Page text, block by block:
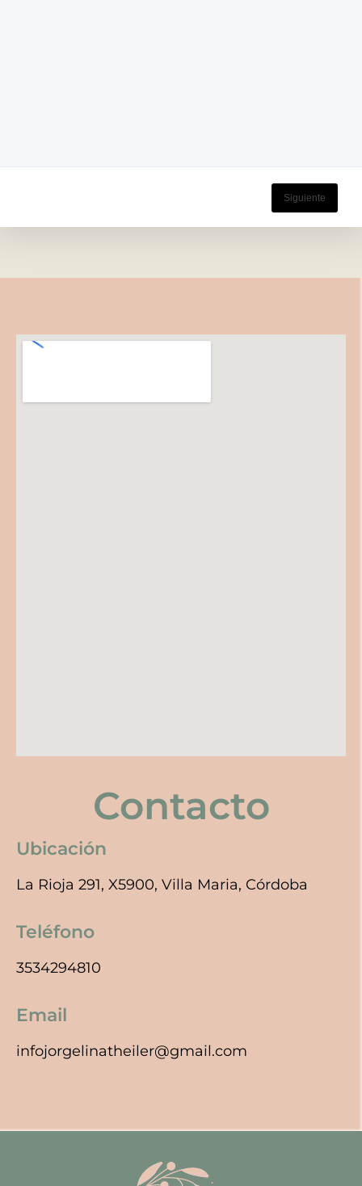
Siguiente
Contacto
Ubicación
La Rioja 291, X5900, Villa Maria, Córdoba
Teléfono
3534294810
Email
infojorgelinatheiler@gmail.com